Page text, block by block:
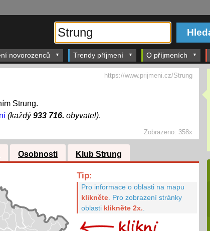
novorozenců Trendy příjmení O příjmeních
Zobrazeno: 358x
Strung.
(každý933 716. obyvatel).
https://www.prijmeni.cz/Strung
Osobnosti Klub Strung
Tip:
Pro informace o oblasti na mapu
klikněte. Pro zobrazení stránky
oblasti klikněte 2x.